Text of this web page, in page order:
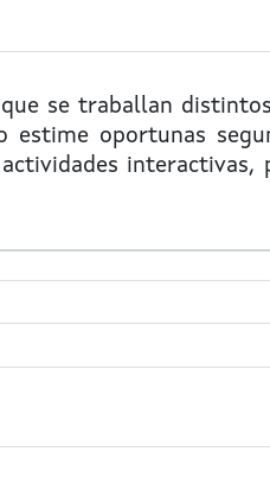
se traballan
estime oportunas
interactivas,